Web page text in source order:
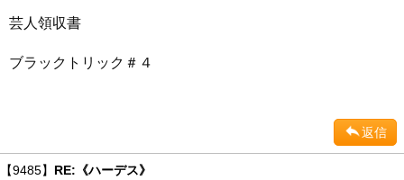
芸人領収書
ブラックトリック＃４
返信
【9485】 RE:《ハーデス》